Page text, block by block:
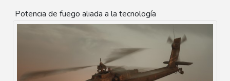
Potencia de fuego aliada a la tecnología